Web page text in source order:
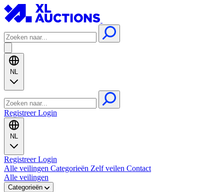
NL
RegistreerLogin
NL
RegistreerLogin
Alle veilingen Categorieën Zelf veilen Contact
Alle veilingen
Categorieën